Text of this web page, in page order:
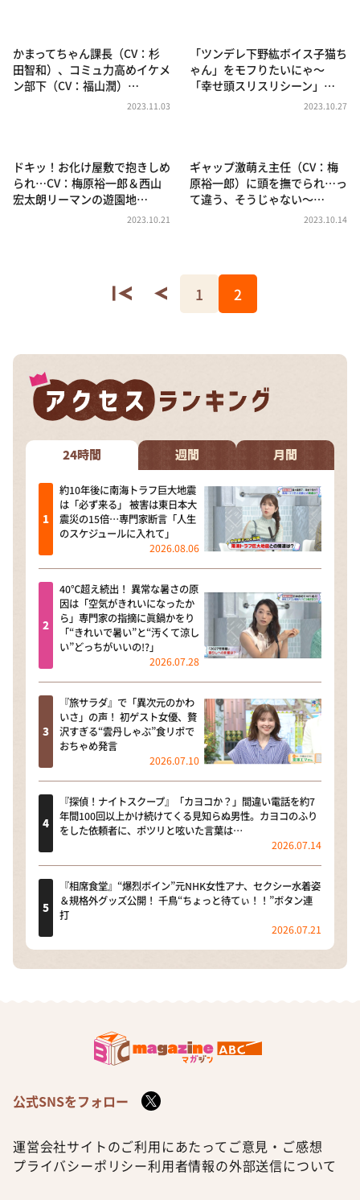
かまってちゃん課長（CV：杉
田智和）、コミュ力高めイケメ
ン部下（CV：福山潤）…
2023.11.03
「ツンデレ下野紘ボイス子猫ち
ゃん」をモフりたいにゃ～
「幸せ頭スリスリシーン」…
2023.10.27
ドキッ！お化け屋敷で抱きしめ
られ…CV：梅原裕一郎＆西山
宏太朗リーマンの遊園地…
2023.10.21
ギャップ激萌え主任（CV：梅
原裕一郎）に頭を撫でられ…っ
て違う、そうじゃない～…
2023.10.14
1 2
24時間 週間 月間
約10年後に南海トラフ巨大地震
は「必ず来る」 被害は東日本大
震災の15倍…専門家断言「人生
のスケジュールに入れて」
2026.08.06
40℃超え続出！ 異常な暑さの原
因は「空気がきれいになったか
ら」専門家の指摘に眞鍋かをり
「“きれいで暑い”と“汚くて涼し
い”どっちがいいの!?」
2026.07.28
『旅サラダ』で「異次元のかわ
いさ」の声！ 初ゲスト女優、贅
沢すぎる“雲丹しゃぶ”食リポで
おちゃめ発言
2026.07.10
『探偵！ナイトスクープ』「カヨコか？」間違い電話を約7
年間100回以上かけ続けてくる見知らぬ男性。カヨコのふり
をした依頼者に、ポツリと呟いた言葉は…
2026.07.14
『相席食堂』“爆烈ボイン”元NHK女性アナ、セクシー水着姿
＆規格外グッズ公開！ 千鳥“ちょっと待てぃ！！”ボタン連
打
2026.07.21
公式SNSをフォロー
運営会社サイトのご利用にあたって ご意見・ご感想
プライバシーポリシー利用者情報の外部送信について